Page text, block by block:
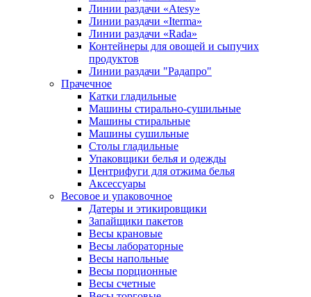
Линии раздачи «Atesy»
Линии раздачи «Iterma»
Линии раздачи «Rada»
Контейнеры для овощей и сыпучих
продуктов
Линии раздачи "Радапро"
Прачечное
Катки гладильные
Машины стирально-сушильные
Машины стиральные
Машины сушильные
Столы гладильные
Упаковщики белья и одежды
Центрифуги для отжима белья
Аксессуары
Весовое и упаковочное
Датеры и этикировщики
Запайщики пакетов
Весы крановые
Весы лабораторные
Весы напольные
Весы порционные
Весы счетные